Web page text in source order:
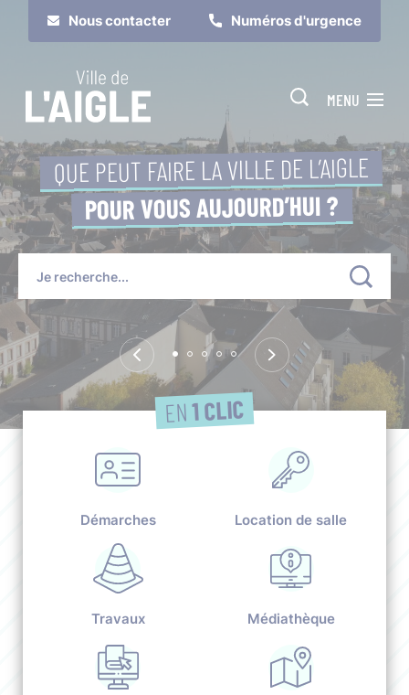
Nous contacter Numéros d'urgence
Je suis Je participe
MENU
QUE PEUT FAIRE LA VILLE DE L’AIGLE
POUR VOUS AUJOURD’HUI ?
EN1 CLIC
Démarches Location de salle
Travaux Médiathèque
Cookies management panel